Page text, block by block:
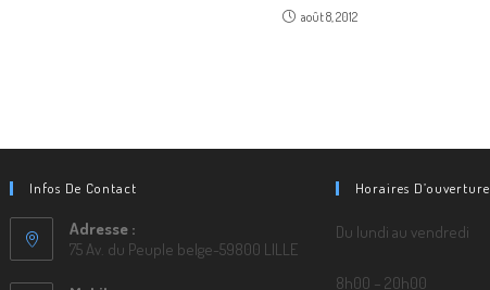
août 8, 2012
Infos De Contact
Adresse :
75 Av. du Peuple belge-59800 LILLE
Horaires D’ouverture
Du lundi au vendredi
8h00 – 20h00